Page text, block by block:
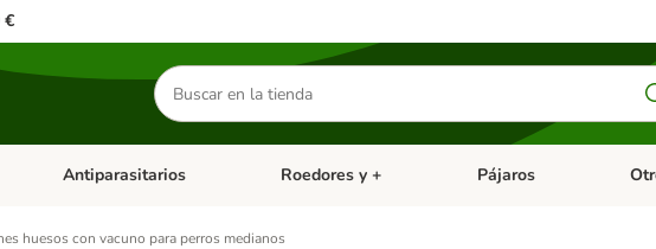
€
Buscar
productos
abierto: Gatos
Menú de categoria abierto: Dieta Vet.
Antiparasitarios Menú de categoria abierto: Antiparasitarios
Roedores y + Menú de categoria
Pájaros
huesos con vacuno para perros medianos